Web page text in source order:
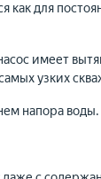
для
имеет
узких
напора воды.